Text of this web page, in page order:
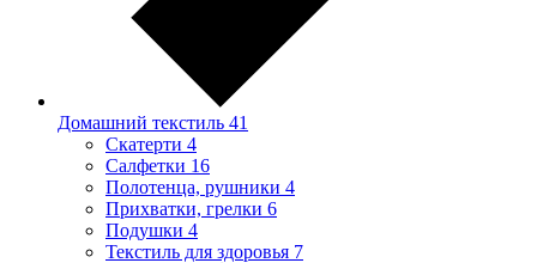
Домашний текстиль 41
Скатерти 4
Салфетки 16
Полотенца, рушники 4
Прихватки, грелки 6
Подушки 4
Текстиль для здоровья 7